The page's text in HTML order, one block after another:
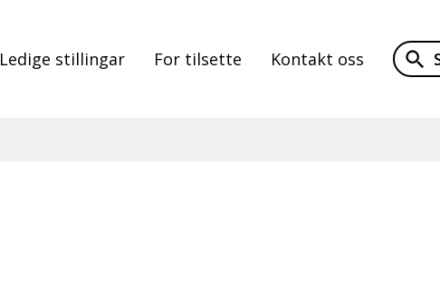
Ledige stillingar For tilsette Kontakt oss